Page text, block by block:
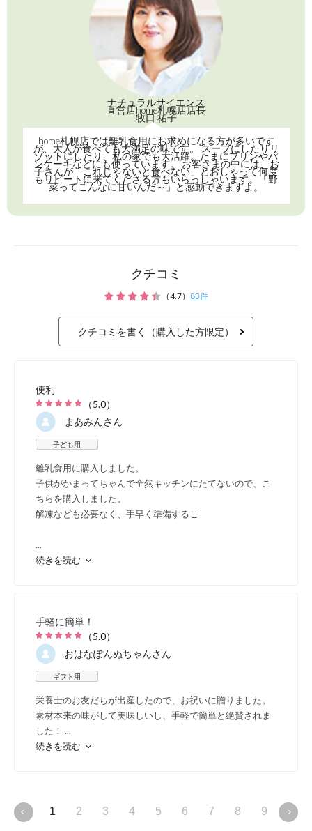
商品番号：85
詳しくはこちら
「ベビーオリゴ」を混ぜて
ママ
ベビ
高品質を丁寧に製造
ベビポタの品質は、官能試験結果にも表れ
ます。 大人が食べても美味しく、普段の
や、介護食など多彩な用途で野菜本来の味
を楽しめます。
（図）類似製品との比較結果 ※札幌保健医
学保健医療学部栄養学科 官能試験報告書よ
クチコミ
（4.7） 83件
クチコミを書く（購入した方限定）
便利
（5.0）
まあみんさん
子ども用
離乳食用に購入しました。
子供がかまってちゃんで全然キッチンにたてないので、こ
ちらを購入しました。
解凍なども必要なく、手早く準備するこ
...
続きを読む
手軽に簡単！
（5.0）
おはなぽんぬちゃんさん
ギフト用
栄養士のお友だちが出産したので、お祝いに贈りました。
素材本来の味がして美味しいし、手軽で簡単と絶賛されま
した！ ...
続きを読む
1 2 3 4 5 6 7 8 9 10